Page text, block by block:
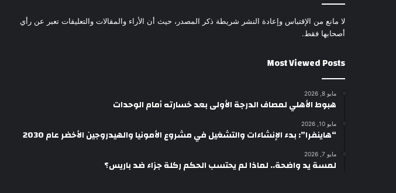
لا مانع من الإقتباس وإعادة النشر شريطة ذكر المصدر، حيث أن الأراء والمقالات والتعليقات تعبر عن رأي
أصحابها فقط.
Most Viewed Posts
مايو 8, 2026
هبوط الأهلي لمصاف الدرجة الأولى بعد خسارته أمام الوحدات
مايو 10, 2026
“هاينفرا”: بدء الإنشاءات والتشغيل في مشروع الأمونيا والهيدروجين الأخضر عام 2030
مايو 7, 2026
لمسة يد واضحة.. لماذا لم يحتسب الحكم ركلة جزاء ضد باريس؟